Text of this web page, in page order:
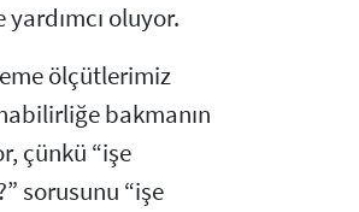
oluyor.
ölçütlerimiz
bakmanın
çünkü “işe
sorusunu “işe